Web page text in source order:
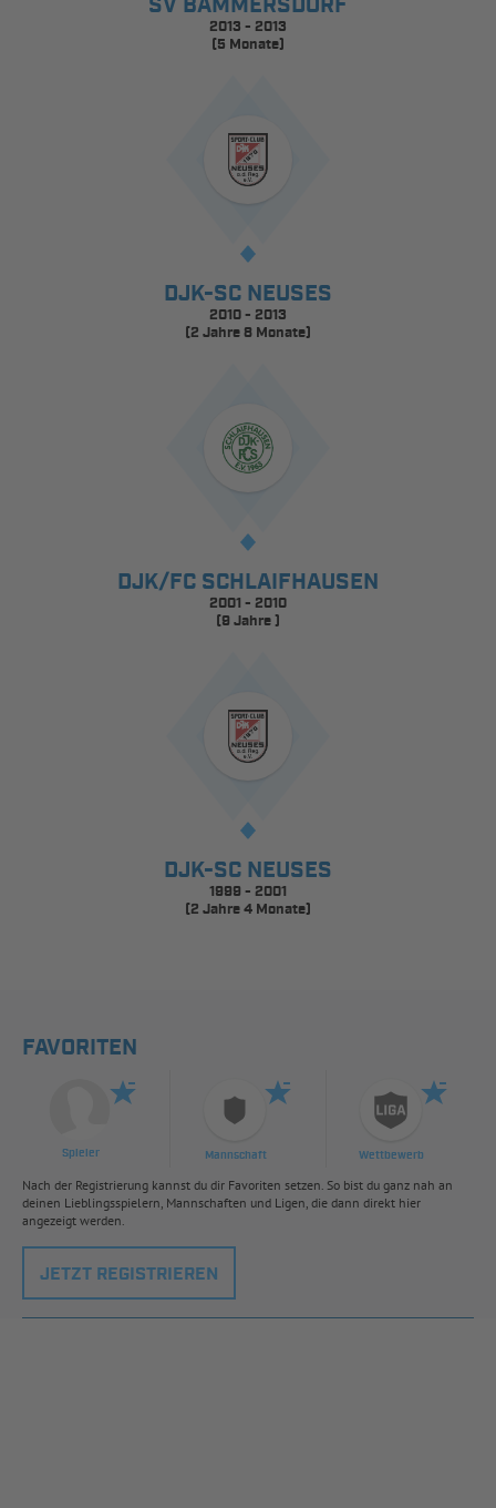
SV BAMMERSDORF
2013 - 2013
(5 Monate)
DJK-SC NEUSES
2010 - 2013
(2 Jahre 8 Monate)
DJK/FC SCHLAIFHAUSEN
2001 - 2010
(9 Jahre )
DJK-SC NEUSES
1999 - 2001
(2 Jahre 4 Monate)
FAVORITEN
Spieler Mannschaft Wettbewerb
Nach der Registrierung kannst du dir Favoriten setzen. So bist du ganz nah an
deinen Lieblingsspielern, Mannschaften und Ligen, die dann direkt hier
angezeigt werden.
JETZT REGISTRIEREN